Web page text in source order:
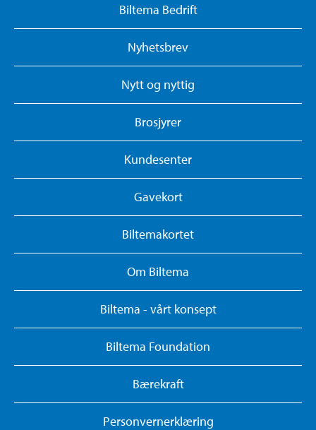
Biltema Bedrift
Nyhetsbrev
Nytt og nyttig
Brosjyrer
Kundesenter
Gavekort
Biltemakortet
Om Biltema
Biltema - vårt konsept
Biltema Foundation
Bærekraft
Personvernerklæring